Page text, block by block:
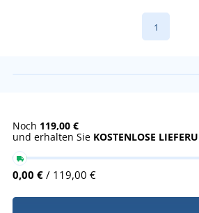
1
Noch 119,00 €
und erhalten Sie KOSTENLOSE
0,00 € / 119,00 €